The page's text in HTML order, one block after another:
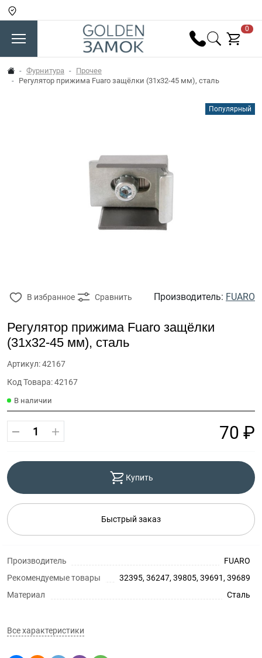
0
Фурнитура
Прочее
Регулятор прижима Fuaro защёлки (31х32-45 мм), сталь
Популярный
В избранное Сравнить Производитель: FUARO
Регулятор прижима Fuaro защёлки
(31х32-45 мм), сталь
Артикул: 42167
Код Товара: 42167
В наличии
70 ₽
Купить
Быстрый заказ
Производитель
FUARO
Рекомендуемые товары
32395, 36247, 39805, 39691, 39689
Материал
Сталь
Все характеристики